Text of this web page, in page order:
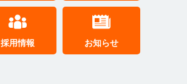
採用情報 お知らせ